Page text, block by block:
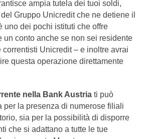
ampia tutela dei tuoi soldi,
Gruppo Unicredit che ne detiene il
uno dei pochi istituti che offre
un conto anche se non sei residente
Unicredit – e inoltre avrai
questa operazione direttamente
nella Bank Austria ti può
per la presenza di numerose filiali
sia per la possibilità di disporre
che si adattano a tutte le tue